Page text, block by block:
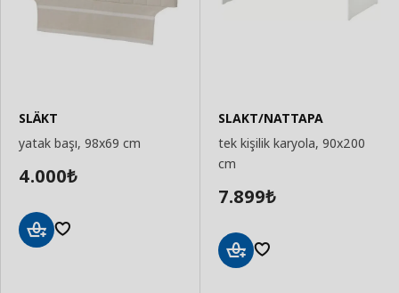
SLÄKT
yatak başı, 98x69 cm
4.000₺
SLAKT/NATTAPA
tek kişilik karyola, 90x200
cm
7.899₺